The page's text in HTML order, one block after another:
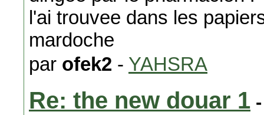
l'ai trouvee dans les
mardoche
par ofek2 - YAHSRA
Re: the new douar 1